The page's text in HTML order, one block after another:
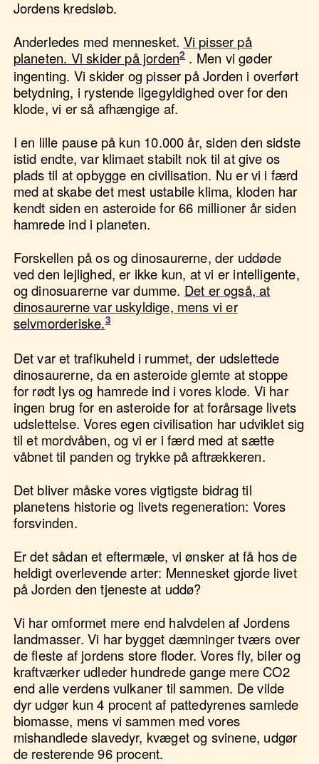
Jordens kredsløb.
Anderledes med mennesket. Vi pisser på
planeten. Vi skider på jorden . Men vi gøder
ingenting. Vi skider og pisser på Jorden i overført
betydning, i rystende ligegyldighed over for den
klode, vi er så afhængige af.
I en lille pause på kun 10.000 år, siden den sidste
istid endte, var klimaet stabilt nok til at give os
plads til at opbygge en civilisation. Nu er vi i færd
med at skabe det mest ustabile klima, kloden har
kendt siden en asteroide for 66 millioner år siden
hamrede ind i planeten.
Forskellen på os og dinosaurerne, der uddøde
ved den lejlighed, er ikke kun, at vi er intelligente,
og dinosuarerne var dumme. Det er også, at
dinosaurerne var uskyldige, mens vi er
selvmorderiske.
Det var et trafikuheld i rummet, der udslettede
dinosaurerne, da en asteroide glemte at stoppe
for rødt lys og hamrede ind i vores klode. Vi har
ingen brug for en asteroide for at forårsage livets
udslettelse. Vores egen civilisation har udviklet sig
til et mordvåben, og vi er i færd med at sætte
våbnet til panden og trykke på aftrækkeren.
Det bliver måske vores vigtigste bidrag til
planetens historie og livets regeneration: Vores
forsvinden.
Er det sådan et eftermæle, vi ønsker at få hos de
heldigt overlevende arter: Mennesket gjorde livet
på Jorden den tjeneste at uddø?
Vi har omformet mere end halvdelen af Jordens
landmasser. Vi har bygget dæmninger tværs over
de fleste af jordens store floder. Vores fly, biler og
kraftværker udleder hundrede gange mere CO2
end alle verdens vulkaner til sammen. De vilde
dyr udgør kun 4 procent af pattedyrenes samlede
biomasse, mens vi sammen med vores
mishandlede slavedyr, kvæget og svinene, udgør
de resterende 96 procent.